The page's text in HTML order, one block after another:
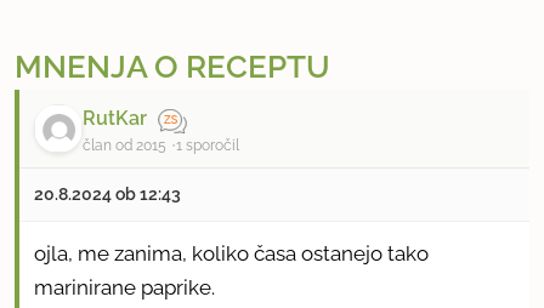
MNENJA O RECEPTU
RutKar
član od 2015 1 sporočil
20.8.2024 ob 12:43
ojla, me zanima, koliko časa ostanejo tako
marinirane paprike.